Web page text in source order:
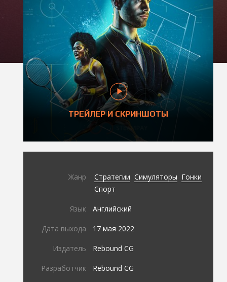
ТРЕЙЛЕР И СКРИНШОТЫ
Жанр Стратегии Симуляторы Гонки
Спорт
Язык Английский
Дата выхода 17 мая 2022
Издатель Rebound CG
Разработчик Rebound CG